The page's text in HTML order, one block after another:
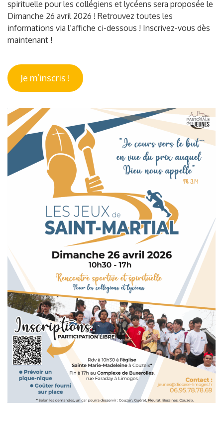
spirituelle pour les collégiens et lycéens sera proposée le
Dimanche 26 avril 2026 ! Retrouvez toutes les
informations via l’affiche ci-dessous ! Inscrivez-vous dès
maintenant !
Je m’inscris !